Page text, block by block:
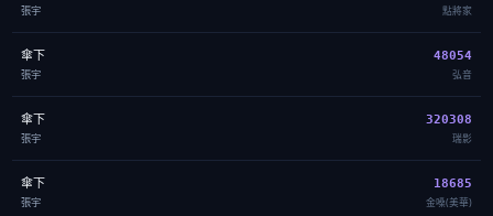
張宇 點將家
傘下
張宇
48054
弘音
傘下
張宇
320308
瑞影
傘下
張宇
18685
金嗓(美華)